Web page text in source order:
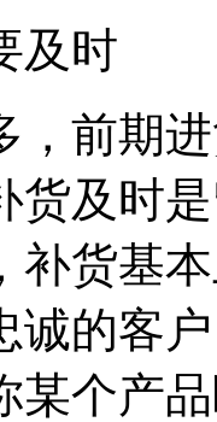
及时
，前期
货及时
补货基
诚的客
某个产